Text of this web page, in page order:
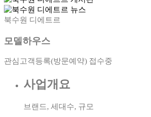
북수원 디에트르
모델하우스
관심고객등록(방문예약) 접수중
사업개요
브랜드, 세대수, 규모